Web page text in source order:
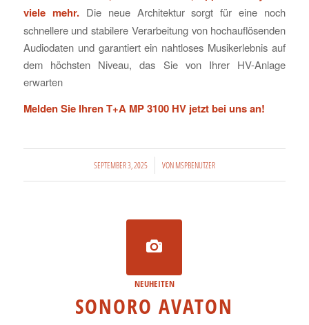
viele mehr.Die neue Architektur sorgt für eine noch
schnellere und stabilere Verarbeitung von hochauflösenden
Audiodaten und garantiert ein nahtloses Musikerlebnis auf
dem höchsten Niveau, das Sie von Ihrer HV-Anlage
erwarten
Melden Sie Ihren T+A MP 3100 HV jetzt bei uns an!
SEPTEMBER 3, 2025
/ VONMSPBENUTZER
NEUHEITEN
SONORO AVATON